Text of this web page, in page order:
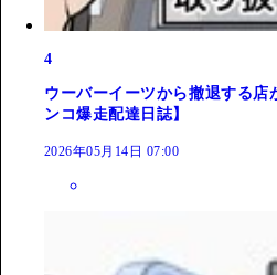
4
ウーバーイーツから撤退する店
ンコ爆走配達日誌】
2026年05月14日 07:00